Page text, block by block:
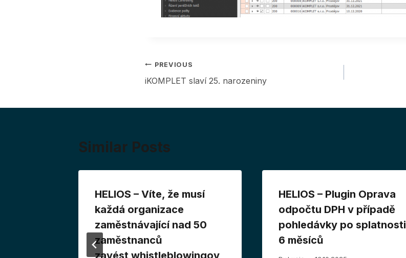
Post
navigation
PREVIOUS
iKOMPLET slaví 25. narozeniny
Similar Posts
HELIOS – Víte, že musí
každá organizace
zaměstnávající nad 50
zaměstnanců
zavést whistleblowingov
HELIOS – Plugin Oprava
odpočtu DPH v případě
pohledávky po splatnosti
6 měsíců